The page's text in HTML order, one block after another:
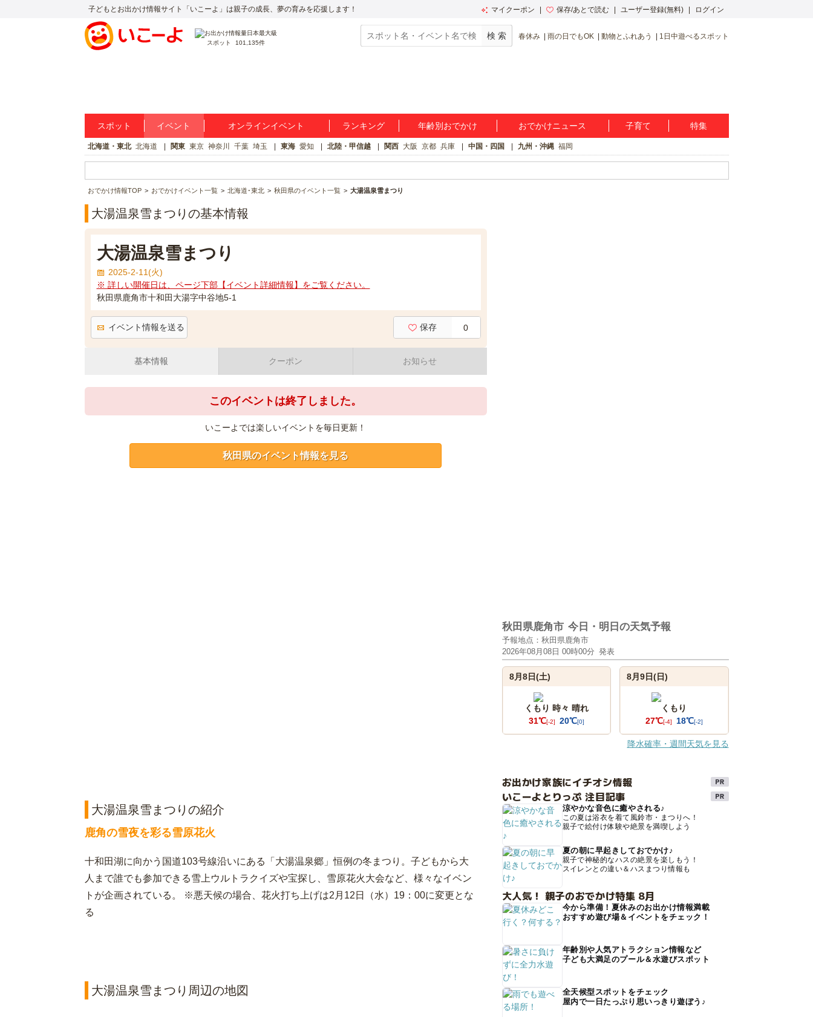
子どもとお出かけ情報サイト「いこーよ」は親子の成長、夢の育みを応援します！ マイクーポン 保存/あとで読む ユーザー登録(無料) ログイン
スポット 101,135件
春休み 雨の日でもOK 動物とふれあう 1日中遊べるスポット
スポット イベント オンラインイベント ランキング 年齢別おでかけ おでかけニュース 子育て 特集
北海道・東北 北海道 関東 東京 神奈川 千葉 埼玉 東海 愛知 北陸・甲信越 関西 大阪 京都 兵庫 中国・四国 九州・沖縄 福岡
おでかけ情報TOP おでかけイベント一覧 北海道･東北 秋田県のイベント一覧 大湯温泉雪まつり
大湯温泉雪まつりの基本情報
大湯温泉雪まつり
2025-2-11(火)
※ 詳しい開催日は、ページ下部【イベント詳細情報】をご覧ください。
秋田県鹿角市十和田大湯字中谷地5-1
イベント情報を送る 保存 0
基本情報 クーポン お知らせ
このイベントは終了しました。
いこーよでは楽しいイベントを毎日更新！
秋田県のイベント情報を見る
大湯温泉雪まつりの紹介
鹿角の雪夜を彩る雪原花火
十和田湖に向かう国道103号線沿いにある「大湯温泉郷」恒例の冬まつり。子どもから大
人まで誰でも参加できる雪上ウルトラクイズや宝探し、雪原花火大会など、様々なイベン
トが企画されている。 ※悪天候の場合、花火打ち上げは2月12日（水）19：00に変更とな
る
大湯温泉雪まつり周辺の地図
秋田県鹿角市 今日・明日の天気予報
予報地点：秋田県鹿角市
2026年08月08日 00時00分 発表
8月8日(土)
くもり 時々 晴れ
31℃[-2] 20℃[0]
8月9日(日)
くもり
27℃[-4] 18℃[-2]
降水確率・週間天気を見る
お出かけ家族にイチオシ情報
いこーよとりっぷ 注目記事
涼やかな音色に癒やされる♪
この夏は浴衣を着て風鈴市・まつりへ！
親子で絵付け体験や絶景を満喫しよう
夏の朝に早起きしておでかけ♪
親子で神秘的なハスの絶景を楽しもう！
スイレンとの違い＆ハスまつり情報も
大人気！ 親子のおでかけ特集 8月
今から準備！夏休みのお出かけ情報満載
おすすめ遊び場＆イベントをチェック！
年齢別や人気アトラクション情報など
子ども大満足のプール＆水遊びスポット
全天候型スポットをチェック
屋内で一日たっぷり思いっきり遊ぼう♪